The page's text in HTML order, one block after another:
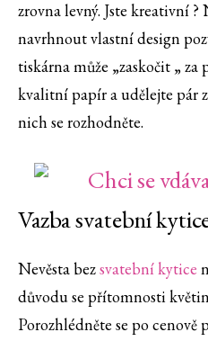
zrovna levný. Jste kreativní ?
navrhnout vlastní design
tiskárna může „zaskočit „
kvalitní papír a udělejte pár
nich se rozhodněte.
Vazba svatební
Nevěsta bezsvatební kytice
důvodu se přítomnosti
Porozhlédněte se po